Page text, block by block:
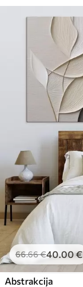
66.66€40.00€
Abstrakcija